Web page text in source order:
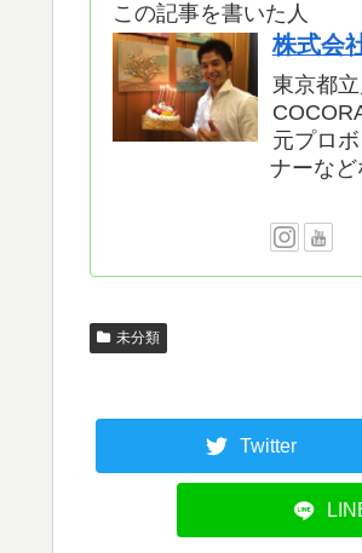
この記事を書いた人
株式会
東京都
元プロ
ナーなど
未分類
Twitter